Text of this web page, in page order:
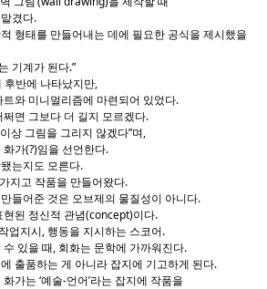
겼다.
형태를 만들어내는 데에 필요한 공식을 제시했을
기계가 된다.”
반에 나타났지만,
와 미니멀리즘에 마련되어 있었다.
면 그보다 더 길지 모르겠다.
상 그림을 그리지 않겠다”며,
가(?)임을 선언한다.
는지도 모른다.
지고 작품을 만들어왔다.
들어준 것은 오브제의 물질성이 아니다.
된 정신적 관념(concept)이다.
업지시, 행동을 지시하는 스코어.
있을 때, 회화는 문학에 가까워진다.
출품하는 게 아니라 잡지에 기고하게 된다.
가는 ‘예술-언어’라는 잡지에 작품을